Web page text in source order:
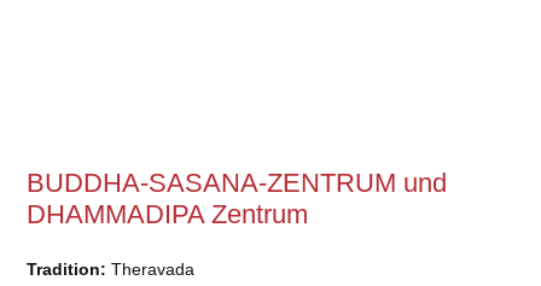
BUDDHA-SASANA-ZENTRUM und
DHAMMADIPA Zentrum
Tradition: Theravada